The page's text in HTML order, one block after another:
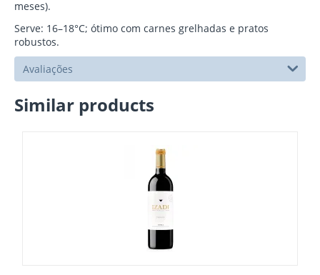
meses).
Serve: 16–18°C; ótimo com carnes grelhadas e pratos
robustos.
Avaliações
Similar products